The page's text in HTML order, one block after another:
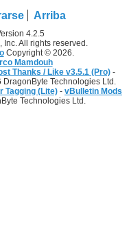
Arriba
4.2.5
All rights reserved.
Copyright © 2026.
Mamdouh
Thanks / Like v3.5.1 (Pro) -
Technologies Ltd.
Tagging (Lite) - vBulletin Mods
Technologies Ltd.